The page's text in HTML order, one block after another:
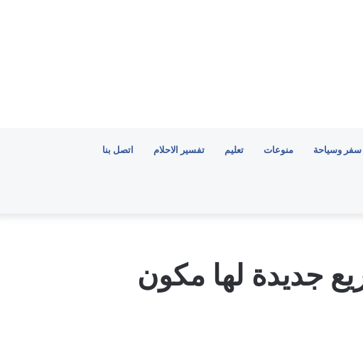
سفر وسياحة منوعات تعليم تفسير الاحلام اتصل بنا
جديدة لها مكون